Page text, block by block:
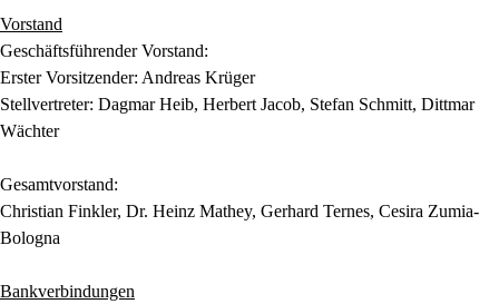
Vorstand
Geschäftsführender Vorstand:
Erster Vorsitzender: Andreas Krüger
Stellvertreter: Dagmar Heib, Herbert Jacob, Stefan Schmitt, Dittmar
Wächter
Gesamtvorstand:
Christian Finkler, Dr. Heinz Mathey, Gerhard Ternes, Cesira Zumia-
Bologna
Bankverbindungen